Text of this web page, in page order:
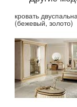
кровать
(бежевый, золото)